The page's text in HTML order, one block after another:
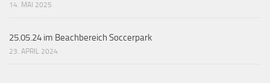
14. MAI 2025
25.05.24 im Beachbereich Soccerpark
23. APRIL 2024